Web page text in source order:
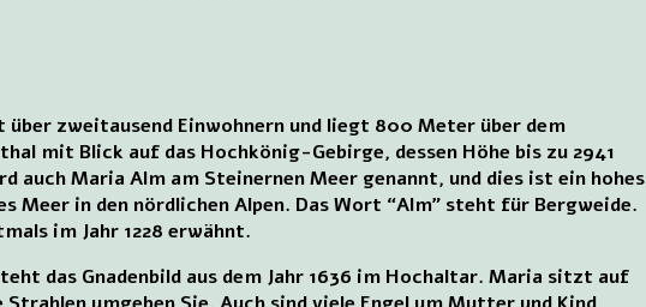
zweitausend Einwohnern und liegt 800 Meter über dem
mit Blick auf das Hochkönig-Gebirge, dessen Höhe bis zu 2941
auch Maria Alm am Steinernen Meer genannt, und dies ist ein hohes
Meer in den nördlichen Alpen. Das Wort “Alm” steht für Bergweide.
im Jahr 1228 erwähnt.
das Gnadenbild aus dem Jahr 1636 im Hochaltar. Maria sitzt auf